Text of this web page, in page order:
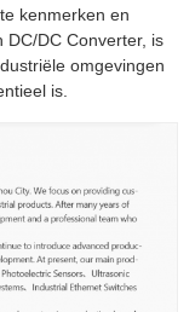
kenmerken en
DC/DC Converter, is
omgevingen
is.